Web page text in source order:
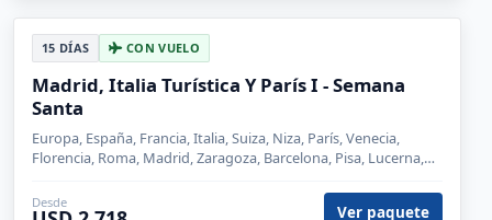
15 DÍAS CON VUELO
Madrid, Italia Turística Y París I - Semana
Santa
Europa, España, Francia, Italia, Suiza, Niza, París, Venecia,
Florencia, Roma, Madrid, Zaragoza, Barcelona, Pisa, Lucerna,
Desde
Ver paquete